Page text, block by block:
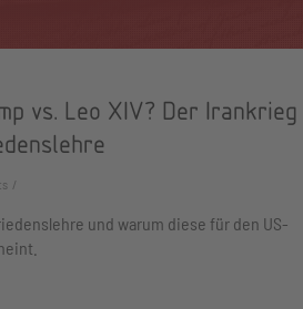
vs. Leo XIV? Der Irankrieg
und warum diese für den US-